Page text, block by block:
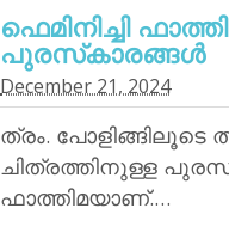
ഫെമിനിച്ചി
പുരസ്‌കാരങ്ങള്‍
December 21, 2024
ത്രം. പോളിങ്ങിലൂടെ
ചിത്രത്തിനുള്ള
ഫാത്തിമയാണ്.…